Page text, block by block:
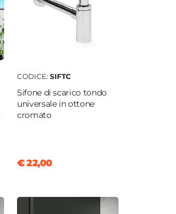
CODICE: SIFTC
Sifone di scarico tondo
universale in ottone
cromato
€ 22,00